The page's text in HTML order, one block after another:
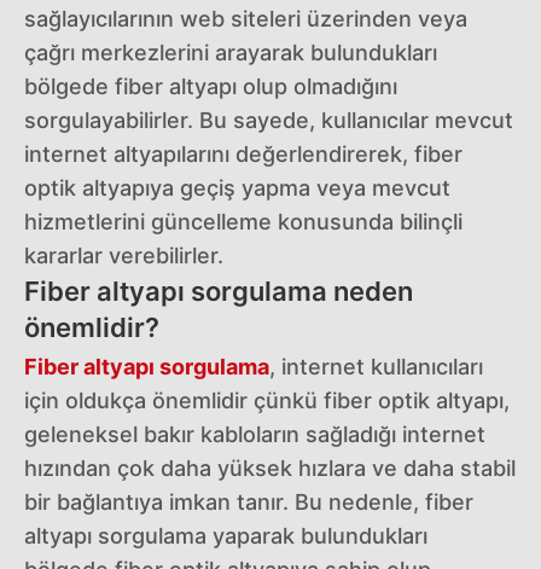
sağlayıcılarının web siteleri üzerinden veya
çağrı merkezlerini arayarak bulundukları
bölgede fiber altyapı olup olmadığını
sorgulayabilirler. Bu sayede, kullanıcılar mevcut
internet altyapılarını değerlendirerek, fiber
optik altyapıya geçiş yapma veya mevcut
hizmetlerini güncelleme konusunda bilinçli
kararlar verebilirler.
Fiber altyapı sorgulama neden
önemlidir?
Fiber altyapı sorgulama, internet kullanıcıları
için oldukça önemlidir çünkü fiber optik altyapı,
geleneksel bakır kabloların sağladığı internet
hızından çok daha yüksek hızlara ve daha stabil
bir bağlantıya imkan tanır. Bu nedenle, fiber
altyapı sorgulama yaparak bulundukları